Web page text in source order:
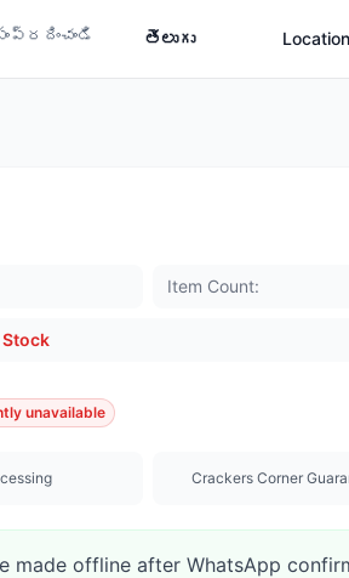
తెలుగు Location
Item Count:
unavailable
Crackers Corner
made offline after WhatsApp